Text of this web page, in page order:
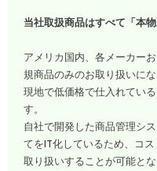
当社取扱商品はすべて「本
アメリカ国内、各メーカー
規商品のみのお取り扱いにな
現地で低価格で仕入れてい
す。
自社で開発した商品管理シ
てをIT化しているため、コ
取り扱いすることが可能とな